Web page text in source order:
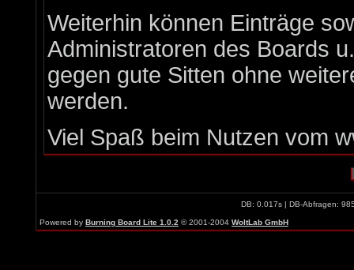
Weiterhin können Einträge
Administratoren des Boards
gegen gute Sitten ohne
werden.
Viel Spaß beim Nutzen vom
DB: 0.017s | DB-Abfragen:
Powered by Burning Board Lite 1.0.2 © 2001-2004 WoltLab GmbH